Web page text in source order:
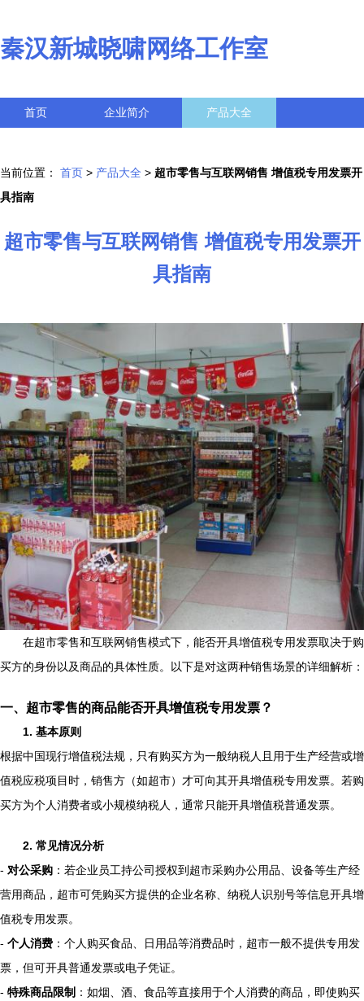
秦汉新城晓啸网络工作室
首页 企业简介 产品大全
当前位置： 首页 > 产品大全 > 超市零售与互联网销售 增值税专用发票开
具指南
超市零售与互联网销售 增值税专用发票开
具指南
在超市零售和互联网销售模式下，能否开具增值税专用发票取决于购
买方的身份以及商品的具体性质。以下是对这两种销售场景的详细解析：
一、超市零售的商品能否开具增值税专用发票？
1. 基本原则
根据中国现行增值税法规，只有购买方为一般纳税人且用于生产经营或增
值税应税项目时，销售方（如超市）才可向其开具增值税专用发票。若购
买方为个人消费者或小规模纳税人，通常只能开具增值税普通发票。
2. 常见情况分析
- 对公采购 ：若企业员工持公司授权到超市采购办公用品、设备等生产经
营用商品，超市可凭购买方提供的企业名称、纳税人识别号等信息开具增
值税专用发票。
- 个人消费 ：个人购买食品、日用品等消费品时，超市一般不提供专用发
票，但可开具普通发票或电子凭证。
- 特殊商品限制 ：如烟、酒、食品等直接用于个人消费的商品，即使购买